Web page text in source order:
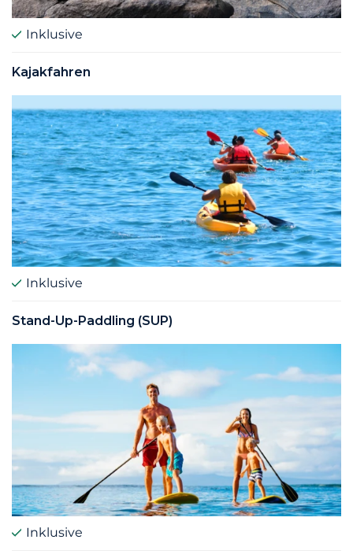
Inklusive
Kajakfahren
Inklusive
Stand-Up-Paddling (SUP)
Inklusive